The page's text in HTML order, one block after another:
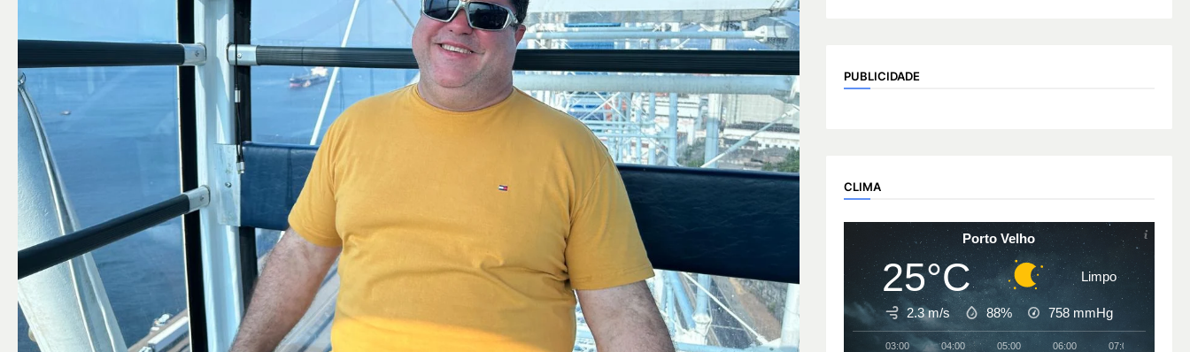
PUBLICIDADE
CLIMA
Porto Velho
25°C Limpo
2.3 m/s 88% 758mmHg
03:00 04:00 05:00 06:00 07:00